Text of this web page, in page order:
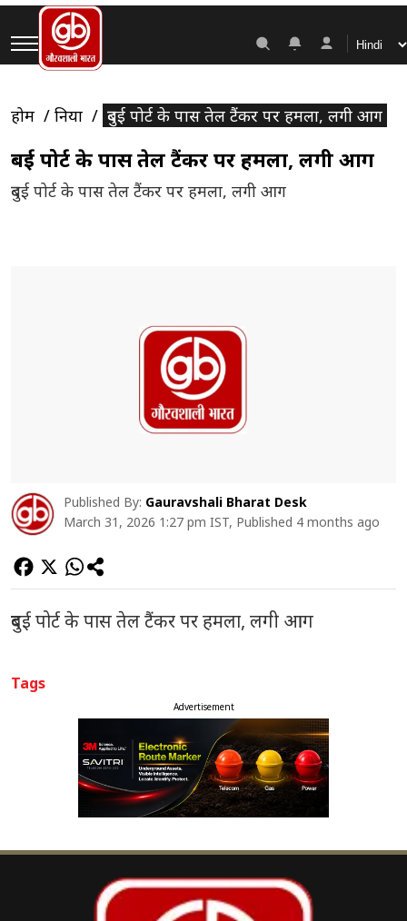
होम दुनिया दुबई पोर्ट के पास तेल टैंकर पर हमला, लगी आग
दुबई पोर्ट के पास तेल टैंकर पर हमला, लगी आग
दुबई पोर्ट के पास तेल टैंकर पर हमला, लगी आग
Published By: Gauravshali Bharat Desk
March 31, 2026 1:27 pm IST, Published 4 months ago
दुबई पोर्ट के पास तेल टैंकर पर हमला, लगी आग
Tags
Advertisement